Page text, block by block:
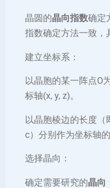
晶圆的晶向指数确定
指数确定方法一致，
‌建立坐标系‌：
以晶胞的某一阵点O
标轴(x, y, z)。
以晶胞棱边的长度（
c）分别作为坐标轴的
‌选择晶向‌：
确定需要研究的晶向